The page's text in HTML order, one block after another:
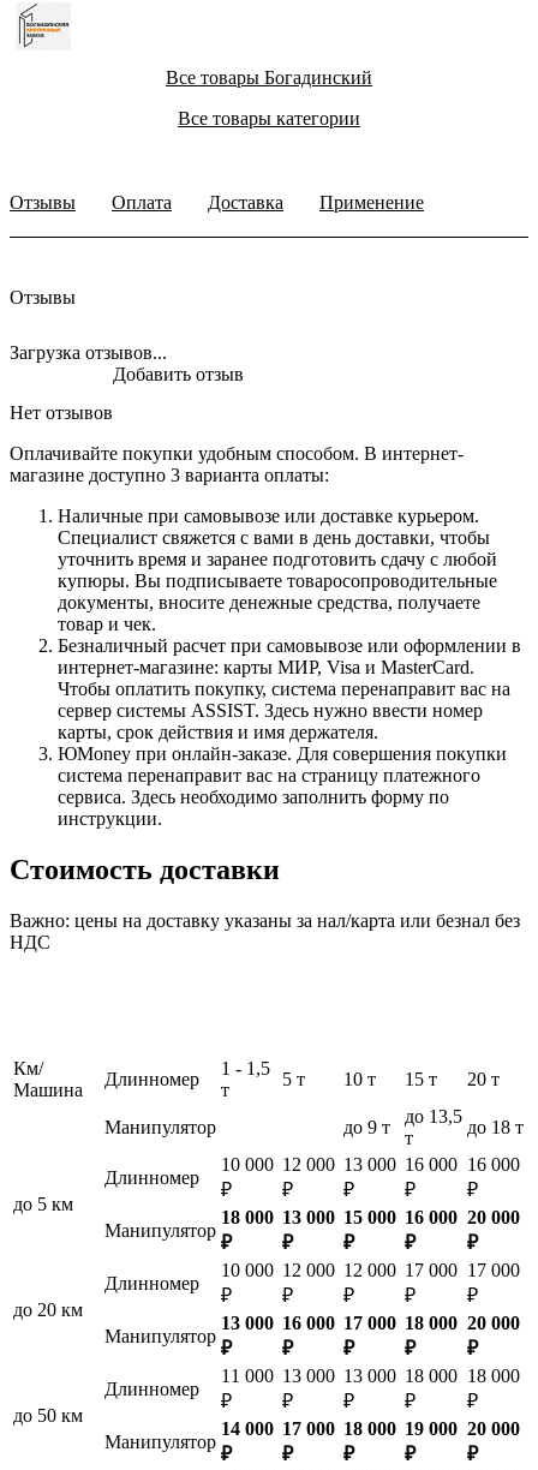
Все товары Богадинский
Все товары категории
Отзывы Оплата Доставка Применение
Отзывы
Загрузка отзывов...
Нет отзывов
Добавить отзыв
Оплачивайте покупки удобным способом. В интернет-
магазине доступно 3 варианта оплаты:
Наличные при самовывозе или доставке курьером.
Специалист свяжется с вами в день доставки, чтобы
уточнить время и заранее подготовить сдачу с любой
купюры. Вы подписываете товаросопроводительные
документы, вносите денежные средства, получаете
товар и чек.
Безналичный расчет при самовывозе или оформлении в
интернет-магазине: карты МИР, Visa и MasterCard.
Чтобы оплатить покупку, система перенаправит вас на
сервер системы ASSIST. Здесь нужно ввести номер
карты, срок действия и имя держателя.
ЮMoney при онлайн-заказе. Для совершения покупки
система перенаправит вас на страницу платежного
сервиса. Здесь необходимо заполнить форму по
инструкции.
Стоимость доставки
Важно: цены на доставку указаны за нал/карта или безнал без
НДС
Км/
Машина
Длинномер
1 - 1,5
т
5 т 10 т 15 т 20 т
Манипулятор до 9 т
до 13,5
т
до 18 т
до 5 км
Длинномер
10 000
₽
12 000
₽
13 000
₽
16 000
₽
16 000
₽
Манипулятор
18 000
₽
13 000
₽
15 000
₽
16 000
₽
20 000
₽
до 20 км
Длинномер
10 000
₽
12 000
₽
12 000
₽
17 000
₽
17 000
₽
Манипулятор
13 000
₽
16 000
₽
17 000
₽
18 000
₽
20 000
₽
до 50 км
Длинномер
11 000
₽
13 000
₽
13 000
₽
18 000
₽
18 000
₽
Манипулятор
14 000
₽
17 000
₽
18 000
₽
19 000
₽
20 000
₽